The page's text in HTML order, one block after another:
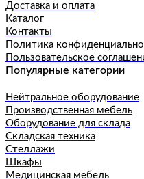
Доставка и оплата
Каталог
Контакты
Политика
Пользовательское
Популярные категории
Нейтральное оборудование
Производственная мебель
Оборудование для склада
Складская техника
Стеллажи
Шкафы
Медицинская мебель